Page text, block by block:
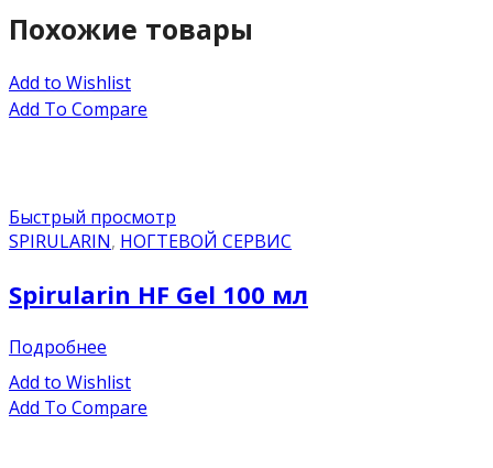
Похожие товары
Add to Wishlist
Add To Compare
Быстрый просмотр
SPIRULARIN, НОГТЕВОЙ СЕРВИС
Spirularin HF Gel 100 мл
Подробнее
Add to Wishlist
Add To Compare